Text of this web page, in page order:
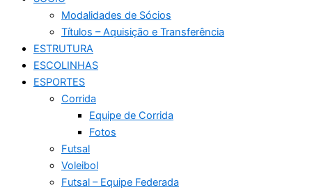
Modalidades de Sócios
Títulos – Aquisição e Transferência
ESTRUTURA
ESCOLINHAS
ESPORTES
Corrida
Equipe de Corrida
Fotos
Futsal
Voleibol
Futsal – Equipe Federada